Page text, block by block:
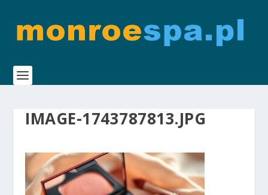
IMAGE-1743787813.JPG